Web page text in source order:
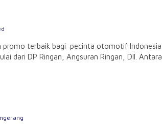
promo terbaik bagi pecinta otomotif Indonesia
dari DP Ringan, Angsuran Ringan, Dll. Antara